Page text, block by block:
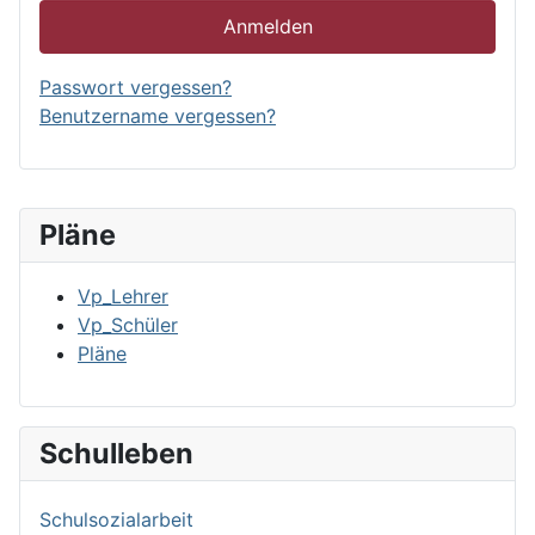
Pläne
Vp_Lehrer
Vp_Schüler
Pläne
Schulleben
Schulsozialarbeit
Anmelden
Passwort vergessen?
Benutzername vergessen?